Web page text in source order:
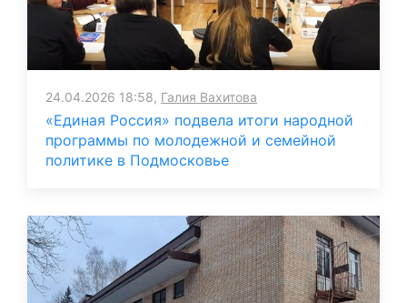
24.04.2026 18:58, Галия Вахитова
«Единая Россия» подвела итоги народной
программы по молодежной и семейной
политике в Подмосковье